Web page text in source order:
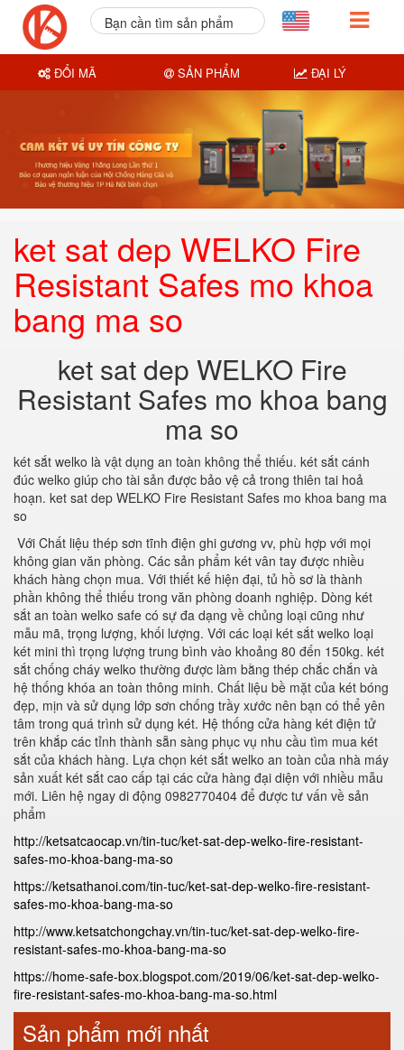
ket sat dep WELKO Fire
Resistant Safes mo khoa
bang ma so
ket sat dep WELKO Fire
Resistant Safes mo khoa bang
ma so
két sắt welko là vật dụng an toàn không thể thiếu. két sắt cánh
đúc welko giúp cho tài sản được bảo vệ cả trong thiên tai hoả
hoạn. ket sat dep WELKO Fire Resistant Safes mo khoa bang ma
so
Với Chất liệu thép sơn tĩnh điện ghi gương vv, phù hợp với mọi
không gian văn phòng. Các sản phẩm két vân tay được nhiều
khách hàng chọn mua. Với thiết kế hiện đại, tủ hồ sơ là thành
phần không thể thiếu trong văn phòng doanh nghiệp. Dòng két
sắt an toàn welko safe có sự đa dạng về chủng loại cũng như
mẫu mã, trọng lượng, khối lượng. Với các loại két sắt welko loại
két mini thì trọng lượng trung bình vào khoảng 80 đến 150kg. két
sắt chống cháy welko thường được làm bằng thép chắc chắn và
hệ thống khóa an toàn thông minh. Chất liệu bề mặt của két bóng
đẹp, mịn và sử dụng lớp sơn chống trầy xước nên bạn có thể yên
tâm trong quá trình sử dụng két. Hệ thống cửa hàng két điện tử
trên khắp các tỉnh thành sẵn sàng phục vụ nhu cầu tìm mua két
sắt của khách hàng. Lựa chọn két sắt welko an toàn của nhà máy
sản xuất két sắt cao cấp tại các cửa hàng đại diện với nhiều mẫu
mới. Liên hệ ngay di động 0982770404 để được tư vấn về sản
phẩm
http://ketsatcaocap.vn/tin-tuc/ket-sat-dep-welko-fire-resistant-
safes-mo-khoa-bang-ma-so
https://ketsathanoi.com/tin-tuc/ket-sat-dep-welko-fire-resistant-
safes-mo-khoa-bang-ma-so
http://www.ketsatchongchay.vn/tin-tuc/ket-sat-dep-welko-fire-
resistant-safes-mo-khoa-bang-ma-so
https://home-safe-box.blogspot.com/2019/06/ket-sat-dep-welko-
fire-resistant-safes-mo-khoa-bang-ma-so.html
Sản phẩm mới nhất
Bạn cần tìm sản phẩm
ĐỔI MÃ SẢN PHẨM ĐẠI LÝ